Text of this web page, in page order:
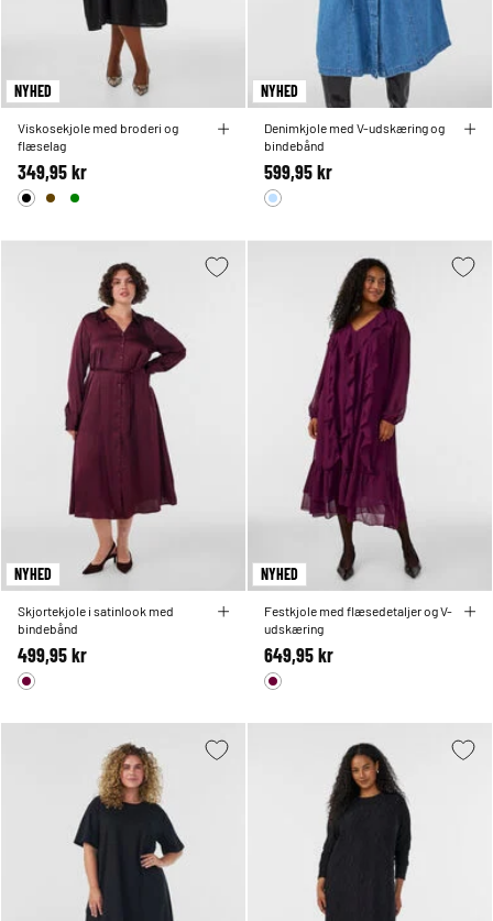
NYHED
Viskosekjole med broderi og
flæselag
349,95 kr
NYHED
Denimkjole med V-udskæring og
bindebånd
599,95 kr
NYHED
Skjortekjole i satinlook med
bindebånd
499,95 kr
NYHED
Festkjole med flæsedetaljer og V-
udskæring
649,95 kr